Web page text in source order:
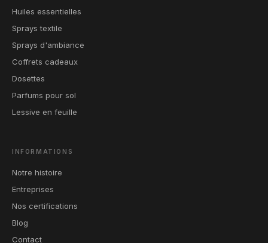
Huiles essentielles
Sprays textile
Sprays d'ambiance
Coffrets cadeaux
Dosettes
Parfums pour sol
Lessive en feuille
INFORMATIONS
Notre histoire
Entreprises
Nos certifications
Blog
Contact